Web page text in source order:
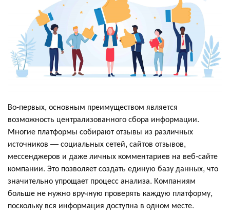
Во-первых, основным преимуществом является
возможность централизованного сбора информации.
Многие платформы собирают отзывы из различных
источников — социальных сетей, сайтов отзывов,
мессенджеров и даже личных комментариев на веб-сайте
компании. Это позволяет создать единую базу данных, что
значительно упрощает процесс анализа. Компаниям
больше не нужно вручную проверять каждую платформу,
поскольку вся информация доступна в одном месте.